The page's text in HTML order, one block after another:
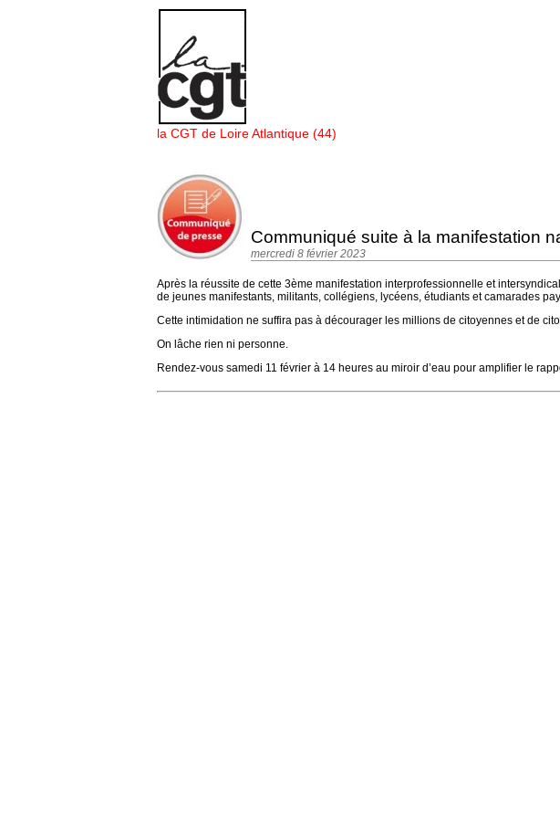
Panneau de gestion des cookies
la CGT de Loire Atlantique (44)
Communiqué suite à la manifestation
mercredi 8 février 2023
Après la réussite de cette 3ème manifestation interprofessionnelle et
de jeunes manifestants, militants, collégiens, lycéens, étudiants et camarades
Cette intimidation ne suffira pas à décourager les millions de citoyennes et de
On lâche rien ni personne.
Rendez-vous samedi 11 février à 14 heures au miroir d’eau pour amplifier le